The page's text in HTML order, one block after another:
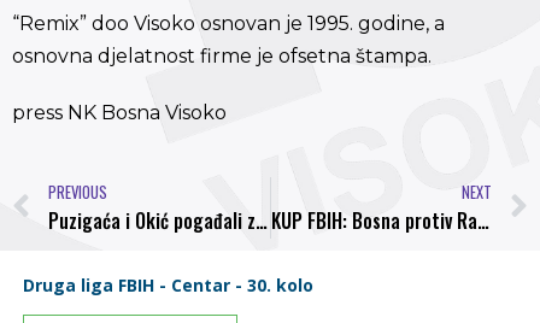
“Remix” doo Visoko osnovan je 1995. godine, a
osnovna djelatnost firme je ofsetna štampa.
press NK Bosna Visoko
PREVIOUS
Puzigaća i Okić pogađali za pobjedu protiv Rudara
NEXT
KUP FBIH: Bosna protiv Radničkog